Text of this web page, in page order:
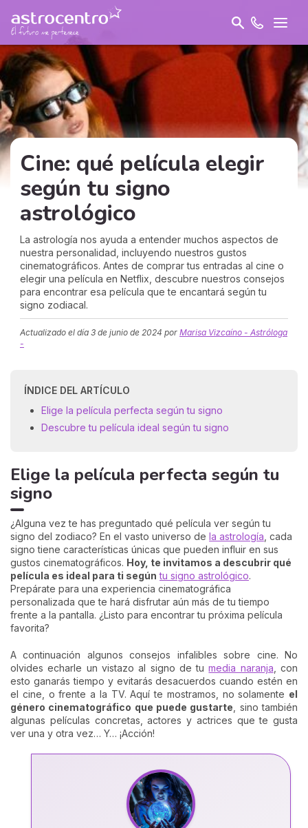
Cine: qué película elegir
según tu signo
astrológico
La astrología nos ayuda a entender muchos aspectos de
nuestra personalidad, incluyendo nuestros gustos
cinematográficos. Antes de comprar tus entradas al cine o
elegir una película en Netflix, descubre nuestros consejos
para encontrar esa película que te encantará según tu
signo zodiacal.
Actualizado el día 3 de junio de 2024 por Marisa Vizcaíno - Astróloga
-
ÍNDICE DEL ARTÍCULO
Elige la película perfecta según tu signo
Descubre tu película ideal según tu signo
Elige la película perfecta según tu
signo
¿Alguna vez te has preguntado qué película ver según tu
signo del zodiaco? En el vasto universo de la astrología , cada
signo tiene características únicas que pueden influir en sus
gustos cinematográficos. Hoy, te invitamos a descubrir qué
película es ideal para ti según tu signo astrológico.
Prepárate para una experiencia cinematográfica
personalizada que te hará disfrutar aún más de tu tiempo
frente a la pantalla. ¿Listo para encontrar tu próxima película
favorita?
A continuación algunos consejos infalibles sobre cine. No
olvides echarle un vistazo al signo de tumedia naranja , con
esto ganarás tiempo y evitarás desacuerdos cuando estén en
el cine, o frente a la TV. Aquí te mostramos, no solamente el
género cinematográfico que puede gustarte , sino también
algunas películas concretas, actores y actrices que te gusta
ver una y otra vez… Y… ¡Acción!